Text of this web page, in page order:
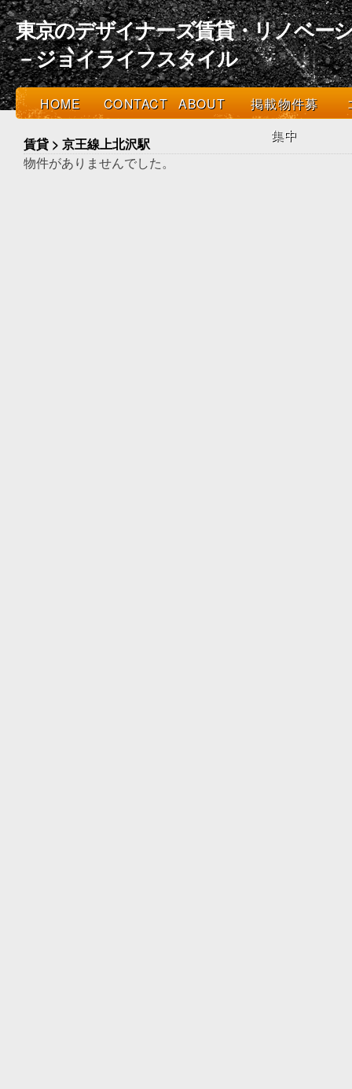
東京のデザイナーズ賃貸・リノベー
－ジョイライフスタイル
HOME CONTACT ABOUT
掲載物件募
集中
賃貸 > 京王線上北沢駅
物件がありませんでした。